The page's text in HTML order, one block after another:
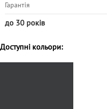
Гарантія
до 30 років
Доступні кольори: